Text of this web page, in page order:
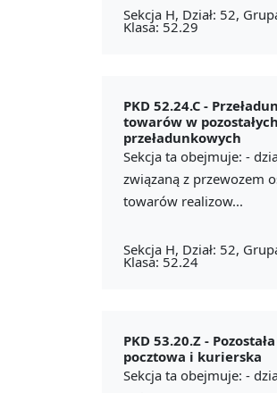
Sekcja H, Dział: 52,
Klasa: 52.29
PKD 52.24.C -
towarów w
przeładunkowych
Sekcja ta obejmuje: -
związaną z przewozem
towarów realizow...
Sekcja H, Dział: 52,
Klasa: 52.24
PKD 53.20.Z -
pocztowa i kurierska
Sekcja ta obejmuje: -